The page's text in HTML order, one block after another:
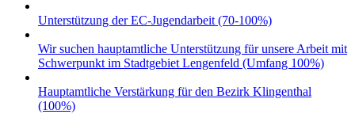
Unterstützung der EC-Jugendarbeit (70-100%)
Wir suchen hauptamtliche Unterstützung für unsere Arbeit mit
Schwerpunkt im Stadtgebiet Lengenfeld (Umfang 100%)
Hauptamtliche Verstärkung für den Bezirk Klingenthal
(100%)